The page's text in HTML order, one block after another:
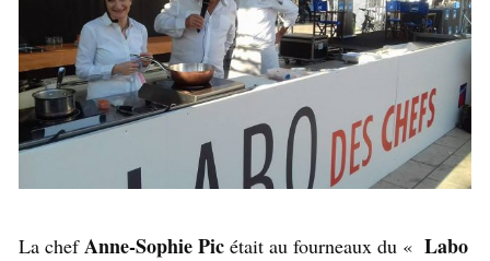
La chefAnne-Sophie Pic était au fourneaux du « Labo